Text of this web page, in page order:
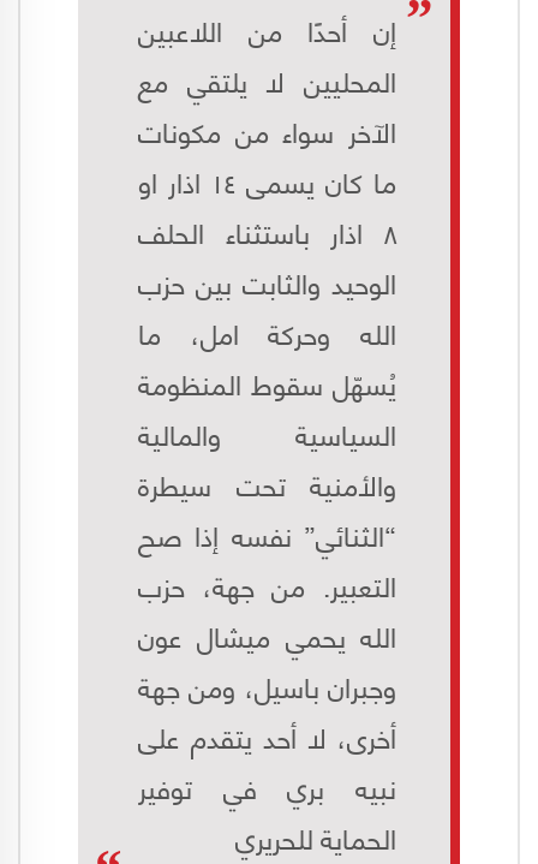
إن أحدًا من اللاعبين
المحليين لا يلتقي مع
الآخر سواء من مكونات
ما كان يسمى ١٤ اذار او
٨ اذار باستثناء الحلف
الوحيد والثابت بين حزب
الله وحركة امل، ما
يُسهّل سقوط المنظومة
السياسية والمالية
والأمنية تحت سيطرة
“الثنائي” نفسه إذا صح
التعبير. من جهة، حزب
الله يحمي ميشال عون
وجبران باسيل، ومن جهة
أخرى، لا أحد يتقدم على
نبيه بري في توفير
الحماية للحريري